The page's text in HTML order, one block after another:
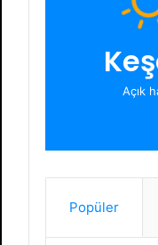
Açık
Popüler